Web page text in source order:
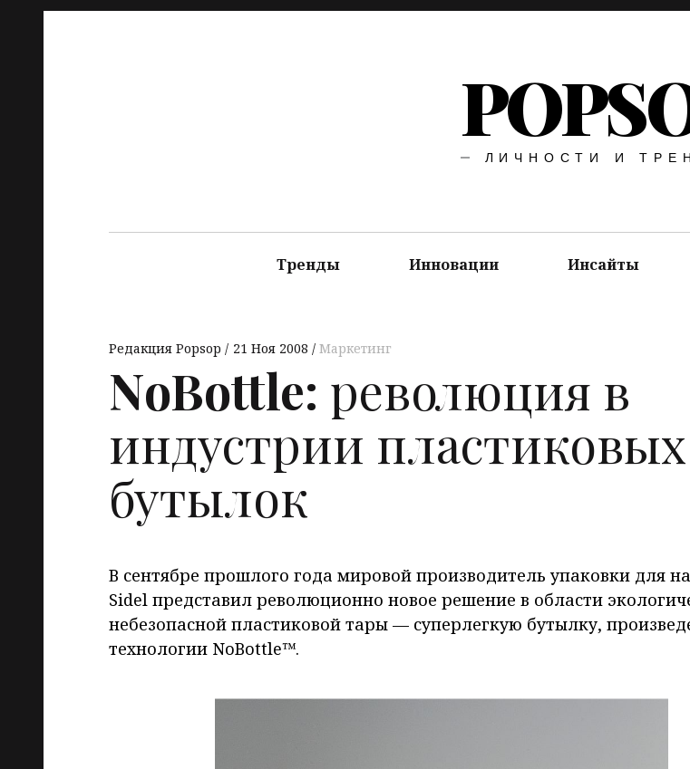
ЛИЧНОСТИ И
Тренды Инновации Инсайты
Редакция Popsop 21 Ноя 2008 Маркетинг
NoBottle: революция в
индустрии пластиковых
бутылок
В сентябре прошлого года мировой производитель упаковки для
Sidel представил революционно новое решение в области
небезопасной пластиковой тары — суперлегкую бутылку,
технологии NoBottle™.